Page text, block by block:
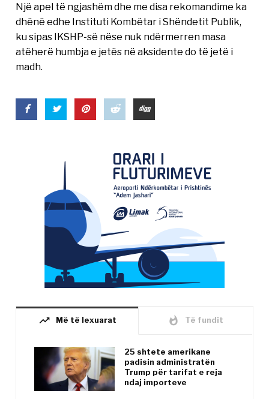
Një apel të ngjashëm dhe me disa rekomandime ka
dhënë edhe Instituti Kombëtar i Shëndetit Publik,
ku sipas IKSHP-së nëse nuk ndërmerren masa
atëherë humbja e jetës në aksidente do të jetë i
madh.
trending_up Më të lexuarat whatshot Të fundit
25 shtete amerikane
padisin administratën
Trump për tarifat e reja
ndaj importeve